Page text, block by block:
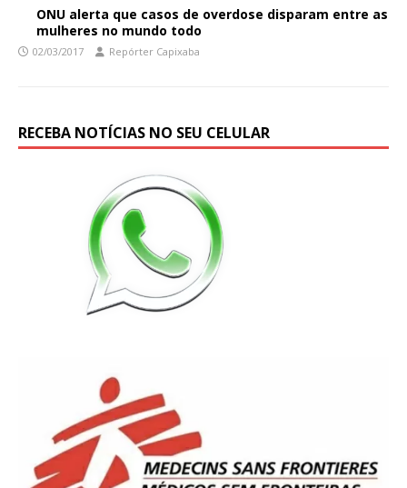
ONU alerta que casos de overdose disparam entre as
mulheres no mundo todo
02/03/2017 Repórter Capixaba
RECEBA NOTÍCIAS NO SEU CELULAR